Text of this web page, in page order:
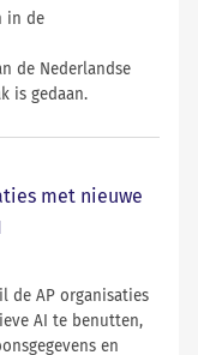
in de
de Nederlandse
is gedaan.
met nieuwe
de AP organisaties
AI te benutten,
en